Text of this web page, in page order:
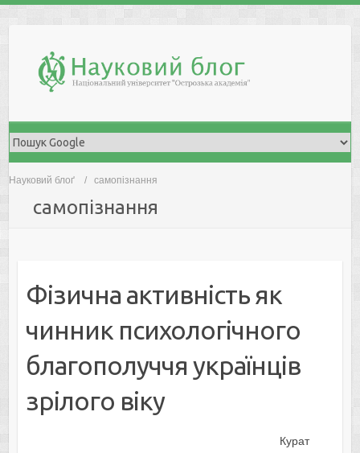
Науковий блоґ самопізнання
самопізнання
Фізична активність як
чинник психологічного
благополуччя українців
зрілого віку
Курат